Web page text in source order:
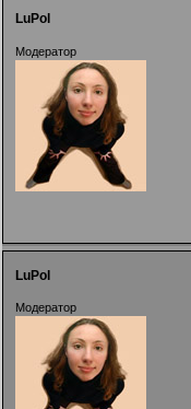
LuPol
Модератор
LuPol
Модератор